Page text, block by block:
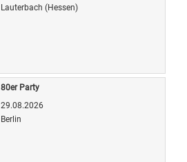
Lauterbach (Hessen)
80er Party
29.08.2026
Berlin